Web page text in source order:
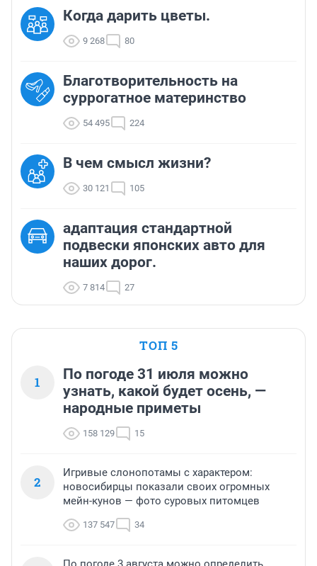
Когда дарить цветы.
9 268 80
Благотворительность на
суррогатное материнство
54 495 224
В чем смысл жизни?
30 121 105
адаптация стандартной
подвески японских авто для
наших дорог.
7 814 27
ТОП 5
1
По погоде 31 июля можно
узнать, какой будет осень, —
народные приметы
158 129 15
2
Игривые слонопотамы с характером:
новосибирцы показали своих огромных
мейн-кунов — фото суровых питомцев
137 547 34